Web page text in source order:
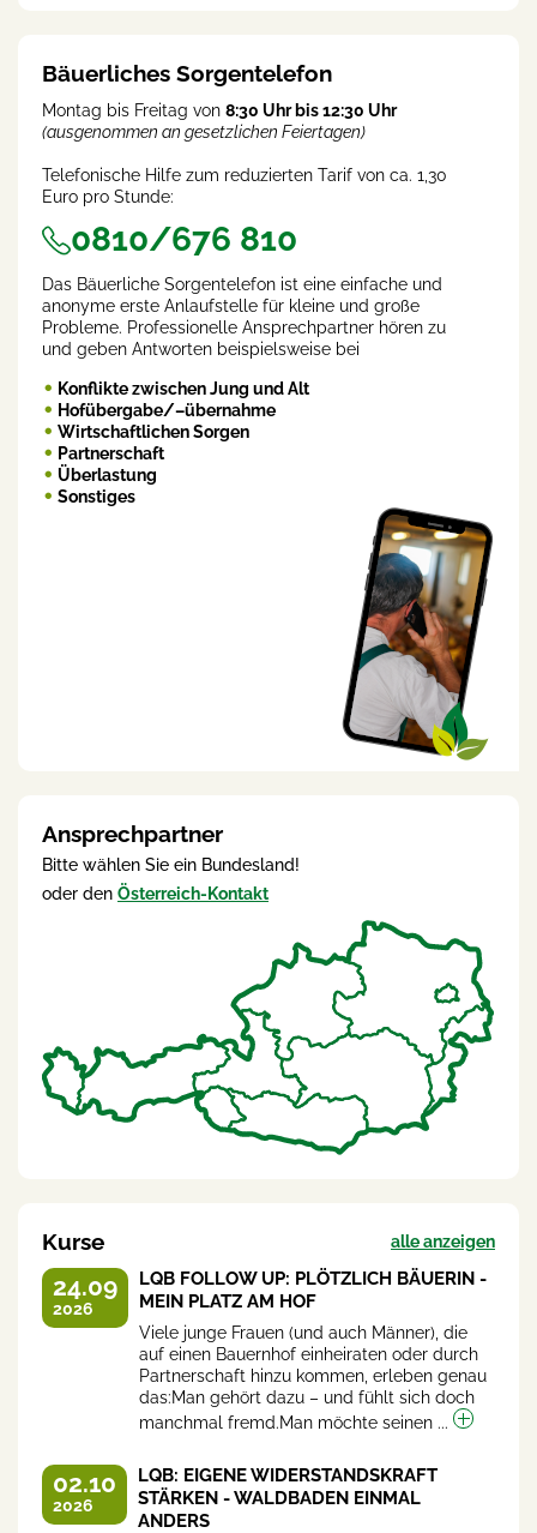
Bäuerliches Sorgentelefon
Montag bis Freitag von 8:30 Uhr bis 12:30 Uhr
(ausgenommen an gesetzlichen Feiertagen)
Telefonische Hilfe zum reduzierten Tarif von ca. 1,30
Euro pro Stunde:
0810/676 810
Das Bäuerliche Sorgentelefon ist eine einfache und
anonyme erste Anlaufstelle für kleine und große
Probleme. Professionelle Ansprechpartner hören zu
und geben Antworten beispielsweise bei
Konflikte zwischen Jung und Alt
Hofübergabe/–übernahme
Wirtschaftlichen Sorgen
Partnerschaft
Überlastung
Sonstiges
Ansprechpartner
Bitte wählen Sie ein Bundesland!
oder den Österreich-Kontakt
Kurse alle anzeigen
24.09
2026
LQB FOLLOW UP: PLÖTZLICH BÄUERIN -
MEIN PLATZ AM HOF
Viele junge Frauen (und auch Männer), die
auf einen Bauernhof einheiraten oder durch
Partnerschaft hinzu kommen, erleben genau
das:Man gehört dazu – und fühlt sich doch
manchmal fremd.Man möchte seinen ...
02.10
2026
LQB: EIGENE WIDERSTANDSKRAFT
STÄRKEN - WALDBADEN EINMAL
ANDERS